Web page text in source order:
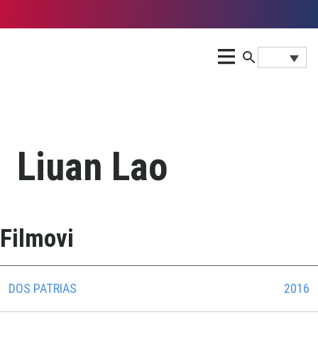
Liuan Lao
Filmovi
DOS PATRIAS 2016